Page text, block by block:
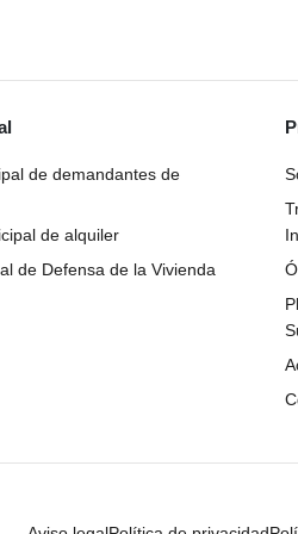
de demandantes de
de alquiler
de Defensa de la Vivienda